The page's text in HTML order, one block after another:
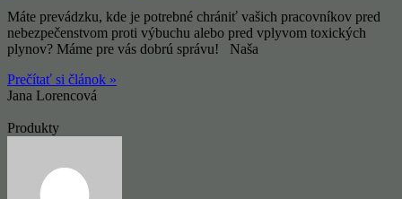
Máte prevádzku, kde je potrebné chrániť vašich pracovníkov pred
nebezpečenstvom proti výbuchu alebo pred vplyvom toxických
plynov? Máme pre vás dobrú správu! Naša
Prečítať si článok »
Jana Lorencová
Produkty